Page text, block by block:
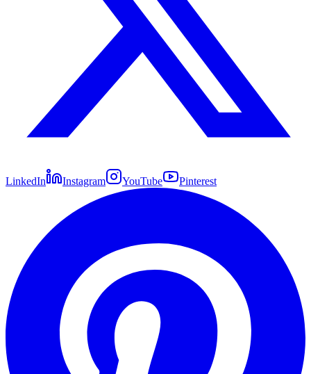
LinkedIn Instagram YouTube Pinterest